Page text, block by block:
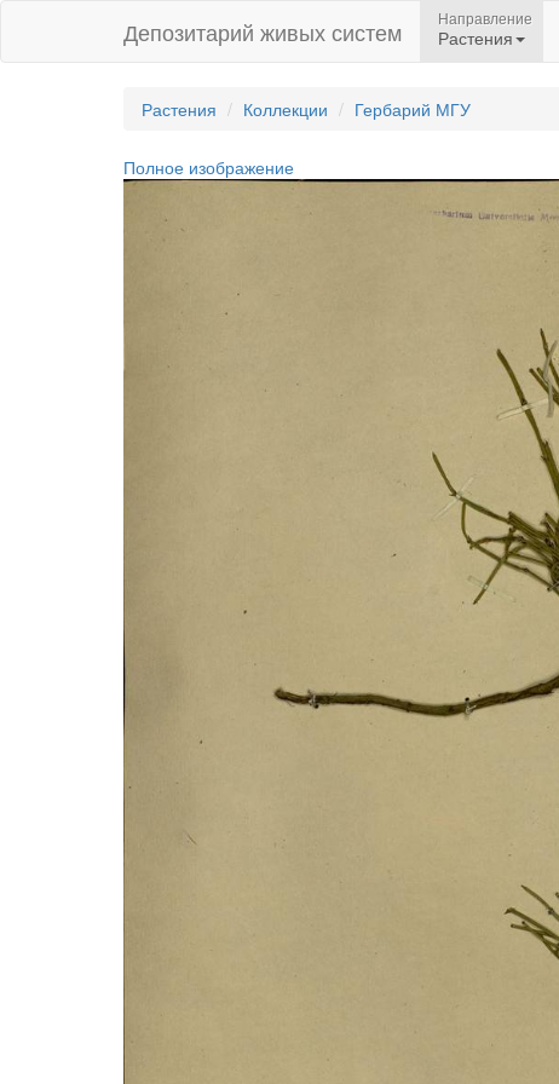
Депозитарий живых систем Направление
Растения
Растения Коллекции Гербарий МГУ
Полное изображение